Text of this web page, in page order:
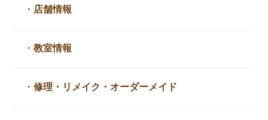
・ 店舗情報
・教室情報
・修理・リメイク・ オーダーメイド